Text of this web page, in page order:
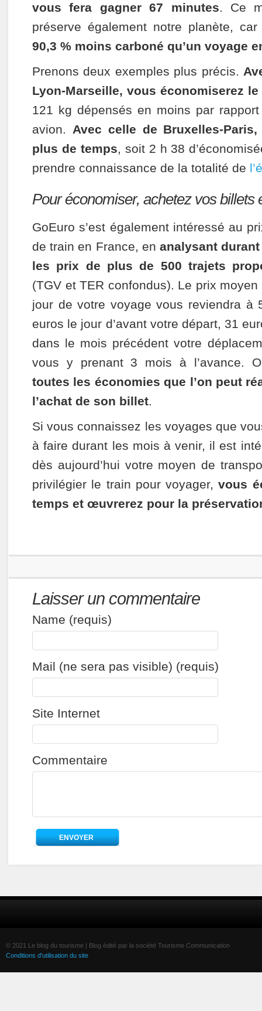
vous fera gagner 67 minutes. Ce
préserve également notre planète,
90,3 % moins carboné qu’un voyage
Prenons deux exemples plus précis.
Lyon-Marseille, vous économiserez
121 kg dépensés en moins par
avion. Avec celle de Bruxelles-
plus de temps, soit 2 h 38
prendre connaissance de la totalité de
Pour économiser, achetez vos billets
GoEuro s’est également intéressé au
de train en France, en analysant
les prix de plus de 500 trajets
(TGV et TER confondus). Le prix moyen
jour de votre voyage vous reviendra à
euros le jour d’avant votre départ, 31
dans le mois précédent votre
vous y prenant 3 mois à l’avance.
toutes les économies que l’on peut
l’achat de son billet.
Si vous connaissez les voyages que
à faire durant les mois à venir, il est
dès aujourd’hui votre moyen de
privilégier le train pour voyager,vous
temps et œuvrerez pour la
Laisser un commentaire
Name (requis)
Mail (ne sera pas visible) (requis)
Site Internet
Commentaire
© 2021 Le blog du tourisme | Blog édité par la société Tourisme Communication
Conditions d'utilisation du site